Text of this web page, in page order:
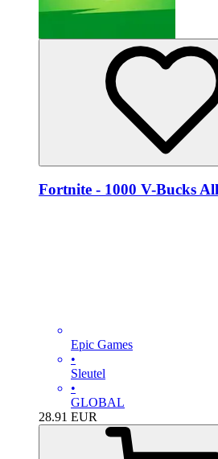
Fortnite - 1000 V-Bucks
Epic Games
•
Sleutel
•
GLOBAL
28.91 EUR